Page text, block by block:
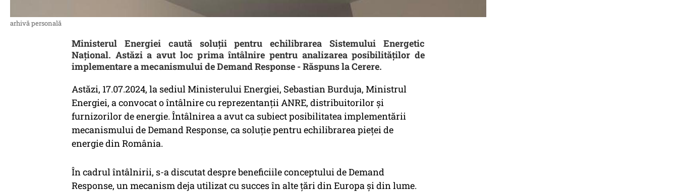
arhivă personală
Ministerul Energiei caută soluții pentru echilibrarea Sistemului Energetic
Național. Astăzi a avut loc prima întâlnire pentru analizarea posibilităților de
implementare a mecanismului de Demand Response - Răspuns la Cerere.
Astăzi, 17.07.2024, la sediul Ministerului Energiei, Sebastian Burduja, Ministrul
Energiei, a convocat o întâlnire cu reprezentanții ANRE, distribuitorilor și
furnizorilor de energie. Întâlnirea a avut ca subiect posibilitatea implementării
mecanismului de Demand Response, ca soluție pentru echilibrarea pieței de
energie din România.
În cadrul întâlnirii, s-a discutat despre beneficiile conceptului de Demand
Response, un mecanism deja utilizat cu succes în alte țări din Europa și din lume.